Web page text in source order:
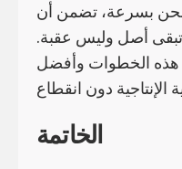
بسرعة، تضمن أن
تبقى أصل وليس عقبة.
هذه الخطوات وأفضل
الخاتمة